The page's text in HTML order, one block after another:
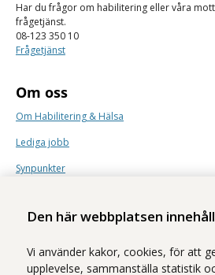
Den här webbplatsen
Vi använder kakor, cookies, för att
upplevelse, sammanställa statistik
Har du frågor om habilitering eller våra
frågetjänst.
08-123 350 10
Frågetjänst
Om oss
Om Habilitering & Hälsa
Lediga jobb
Synpunkter